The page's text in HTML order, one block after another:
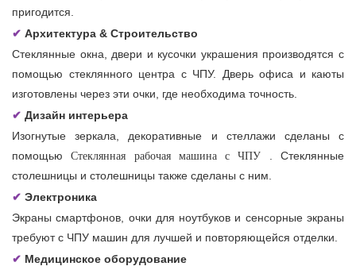
пригодится.
✔ Архитектура & Строительство
Стеклянные окна, двери и кусочки украшения производятся с
помощью стеклянного центра с ЧПУ. Дверь офиса и каюты
изготовлены через эти очки, где необходима точность.
✔ Дизайн интерьера
Изогнутые зеркала, декоративные и стеллажи сделаны с
помощьюСтеклянная рабочая машина с ЧПУ
. Стеклянные
столешницы и столешницы также сделаны с ним.
✔ Электроника
Экраны смартфонов, очки для ноутбуков и сенсорные экраны
требуют с ЧПУ машин для лучшей и повторяющейся отделки.
✔ Медицинское оборудование